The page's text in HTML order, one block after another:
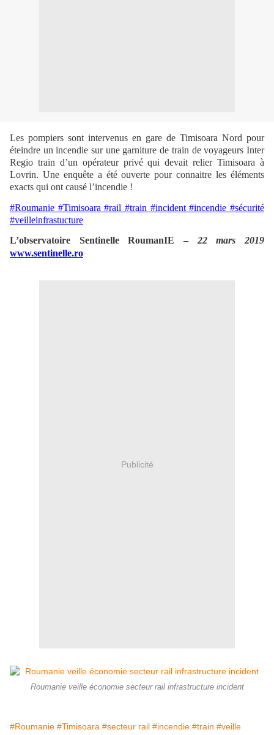
Les pompiers sont intervenus en gare de Timisoara Nord pour
éteindre un incendie sur une garniture de train de voyageurs Inter
Regio train d’un opérateur privé qui devait relier Timisoara à
Lovrin. Une enquête a été ouverte pour connaitre les éléments
exacts qui ont causé l’incendie !
#Roumanie #Timisoara #rail #train #incident #incendie #sécurité
#veilleinfrastucture
L’observatoire Sentinelle RoumanIE – 22 mars 2019
www.sentinelle.ro
Publicité
Roumanie veille économie secteur rail infrastructure incident
#Roumanie #Timisoara #secteur rail #incendie #train #veille